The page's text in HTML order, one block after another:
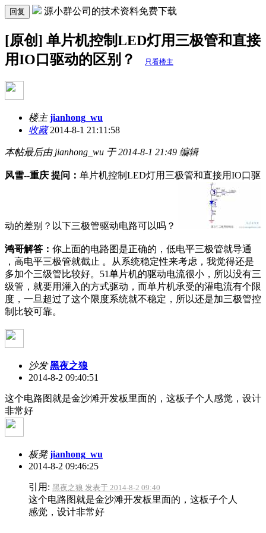
回复 源小群公司的技术资料免费下载
[原创] 单片机控制LED灯用三极管和直接
用IO口驱动的区别？
只看楼主
楼主 jianhong_wu
收藏2014-8-1 21:11:58
本帖最后由 jianhong_wu 于 2014-8-1 21:49 编辑
风雪--重庆 提问： 单片机控制LED灯用三极管和直接用IO口驱
动的差别？以下三极管驱动电路可以吗？
鸿哥解答： 你上面的电路图是正确的，低电平三极管就导通
，高电平三极管就截止 。从系统稳定性来考虑，我觉得还是
多加个三级管比较好。51单片机的驱动电流很小，所以没有三
级管，就要用灌入的方式驱动，而单片机承受的灌电流有个限
度，一旦超过了这个限度系统就不稳定，所以还是加三极管控
制比较可靠。
沙发 黑夜之狼
2014-8-2 09:40:51
这个电路图就是金沙滩开发板里面的，这板子个人感觉，设计
非常好
板凳 jianhong_wu
2014-8-2 09:46:25
引用: 黑夜之狼 发表于 2014-8-2 09:40
这个电路图就是金沙滩开发板里面的，这板子个人
感觉，设计非常好